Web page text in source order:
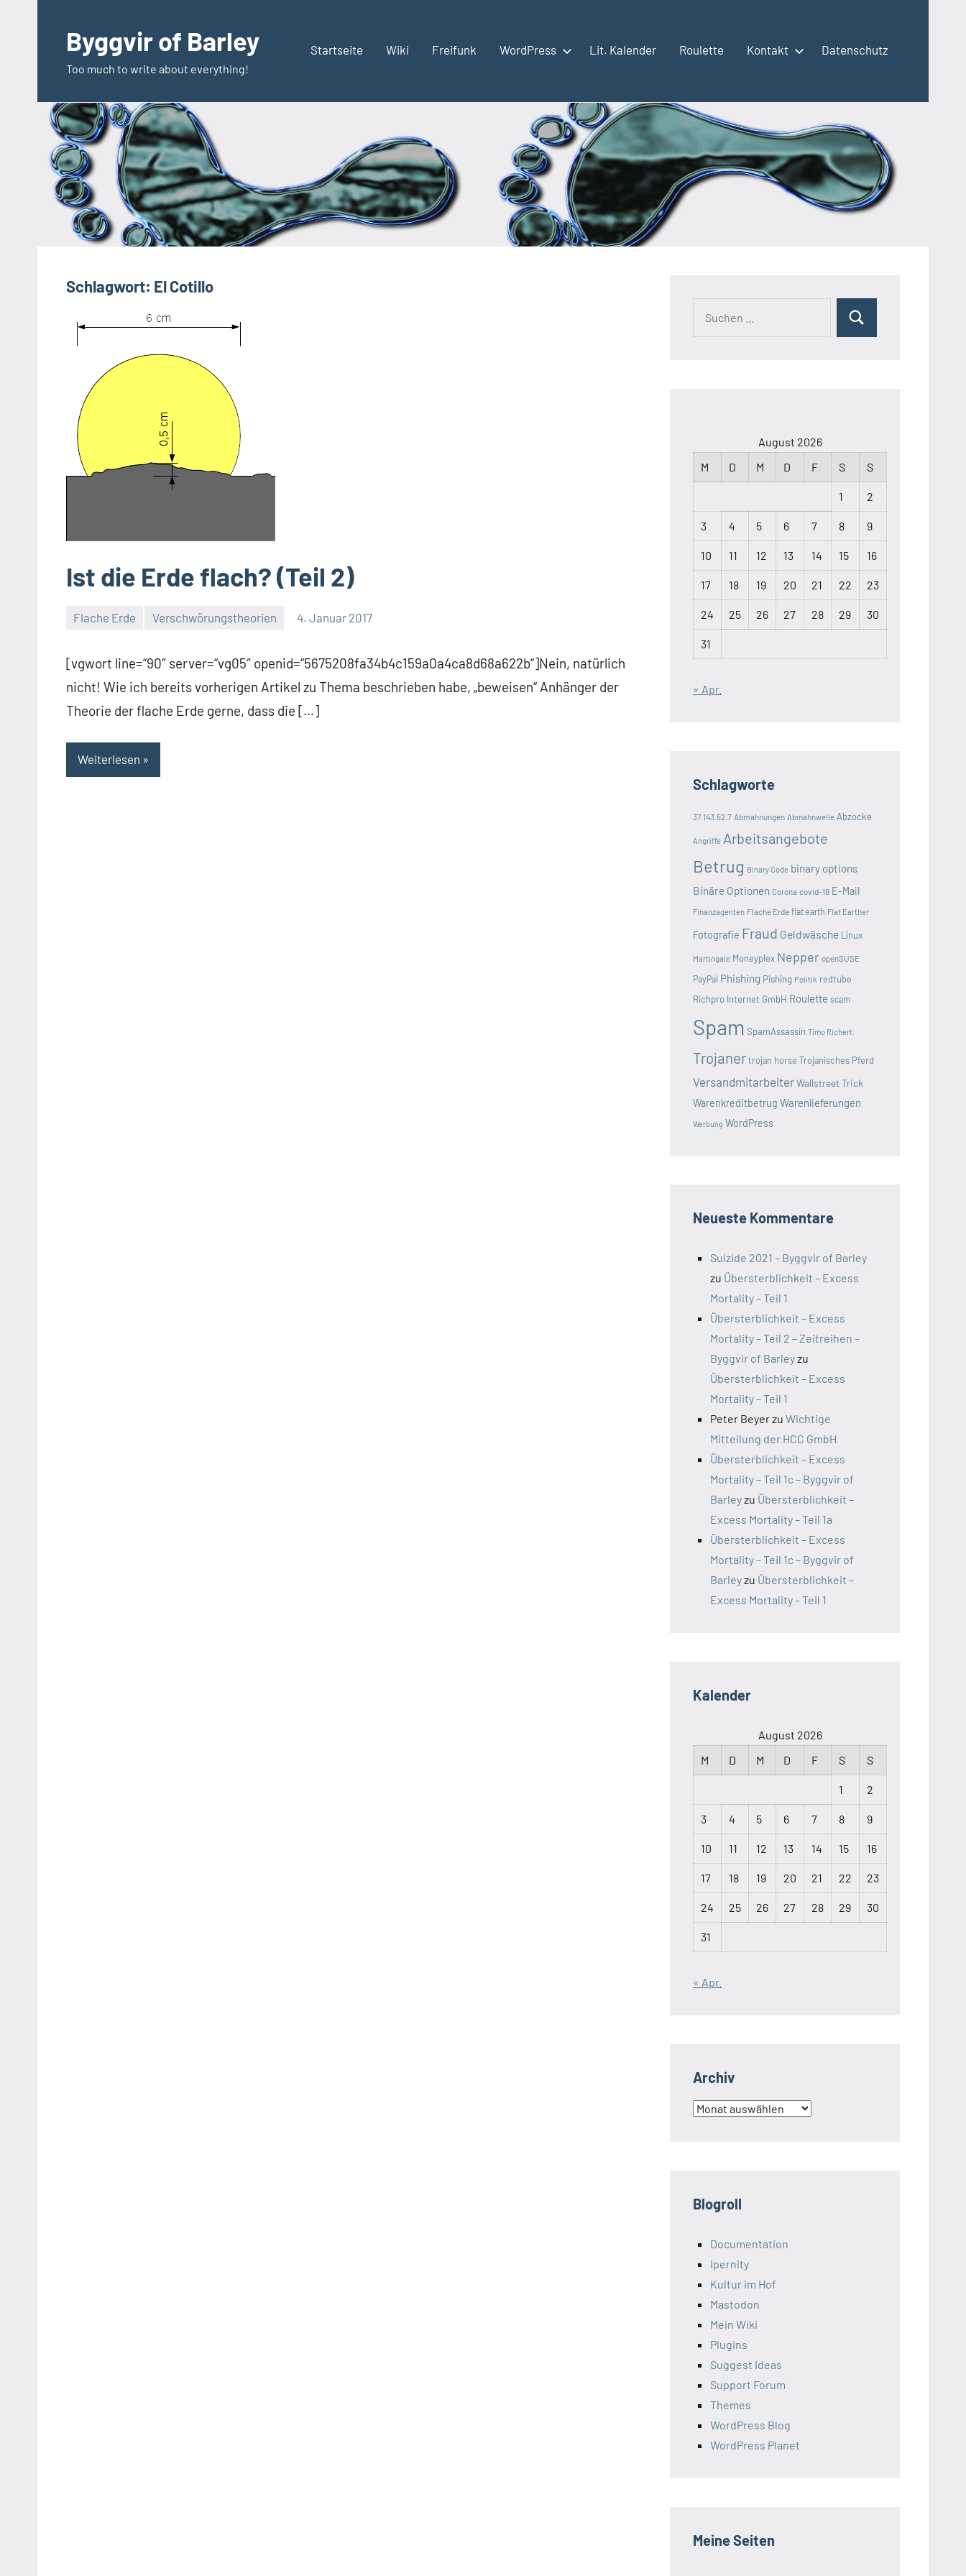
springenByggvir of Barley
Too much to write about everything!
Startseite Wiki Freifunk WordPress Lit. Kalender Roulette Kontakt Datenschutz
Schlagwort: El Cotillo
Ist die Erde flach? (Teil 2)
Flache Erde Verschwörungstheorien 4. Januar 2017
[vgwort line=“90″ server=“vg05″ openid=“5675208fa34b4c159a0a4ca8d68a622b“]Nein, natürlich
nicht! Wie ich bereits vorherigen Artikel zu Thema beschrieben habe, „beweisen“ Anhänger der
Theorie der flache Erde gerne, dass die […]
Weiterlesen
Suchen
August 2026
M
D M D F S S
1 2
3 4 5 6 7 8 9
10 11 12 13 14 15 16
17 18 19 20 21 22 23
24 25 26 27 28 29 30
31
« Apr.
Schlagworte
37.143.52.7 Abmahnungen Abmahnwelle Abzocke
Angriffe Arbeitsangebote
Betrug Binary Code binary options
Binäre Optionen Corona covid-19 E-Mail
Finanzagenten Flache Erde flat earth Flat Earther
Fotografie Fraud Geldwäsche Linux
Martingale Moneyplex Nepper openSUSE
PayPal Phishing Pishing Politik redtube
Richpro Internet GmbH Roulette scam
Spam SpamAssassin Timo Richert
Trojanertrojan horse Trojanisches Pferd
VersandmitarbeiterWallstreet Trick
Warenkreditbetrug Warenlieferungen
Werbung WordPress
Neueste Kommentare
Suizide 2021 – Byggvir of Barley
zu Übersterblichkeit – Excess
Mortality – Teil 1
Übersterblichkeit – Excess
Mortality – Teil 2 – Zeitreihen –
Byggvir of Barleyzu
Übersterblichkeit – Excess
Mortality – Teil 1
Peter Beyerzu Wichtige
Mitteilung der HCC GmbH
Übersterblichkeit – Excess
Mortality – Teil 1c – Byggvir of
Barleyzu Übersterblichkeit –
Excess Mortality – Teil 1a
Übersterblichkeit – Excess
Mortality – Teil 1c – Byggvir of
Barleyzu Übersterblichkeit –
Excess Mortality – Teil 1
Kalender
August 2026
M
D M D F S S
1 2
3 4 5 6 7 8 9
10 11 12 13 14 15 16
17 18 19 20 21 22 23
24 25 26 27 28 29 30
31
« Apr.
Archiv
Archiv
Blogroll
Documentation
Ipernity
Kultur im Hof
Mastodon
Mein Wiki
Plugins
Suggest Ideas
Support Forum
Themes
WordPress Blog
WordPress Planet
Meine Seiten